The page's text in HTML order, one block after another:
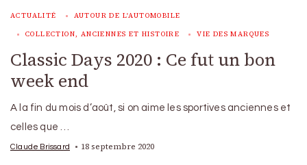
ACTUALITÉ AUTOUR DE L'AUTOMOBILE
COLLECTION, ANCIENNES ET HISTOIRE VIE DES MARQUES
Classic Days 2020 : Ce fut un bon
week end
A la fin du mois d’août, si on aime les sportives anciennes et
celles que …
Claude Brissard 18 septembre 2020